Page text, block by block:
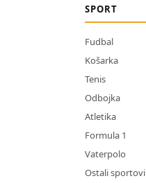
SPORT
Fudbal
Košarka
Tenis
Odbojka
Atletika
Formula 1
Vaterpolo
Ostali sportovi